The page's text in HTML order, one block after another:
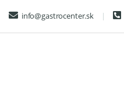
navigation
content
info@gastrocenter.sk